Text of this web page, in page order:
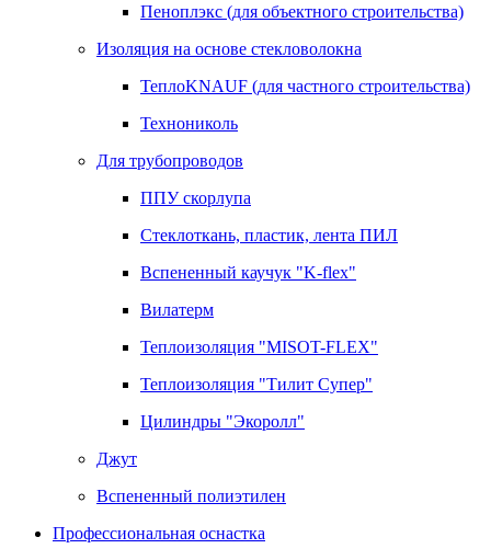
Пеноплэкс (для объектного строительства)
Изоляция на основе стекловолокна
ТеплоKNAUF (для частного строительства)
Технониколь
Для трубопроводов
ППУ скорлупа
Стеклоткань, пластик, лента ПИЛ
Вспененный каучук "K-flex"
Вилатерм
Теплоизоляция "MISOT-FLEX"
Теплоизоляция "Тилит Супер"
Цилиндры "Экоролл"
Джут
Вспененный полиэтилен
Профессиональная оснастка